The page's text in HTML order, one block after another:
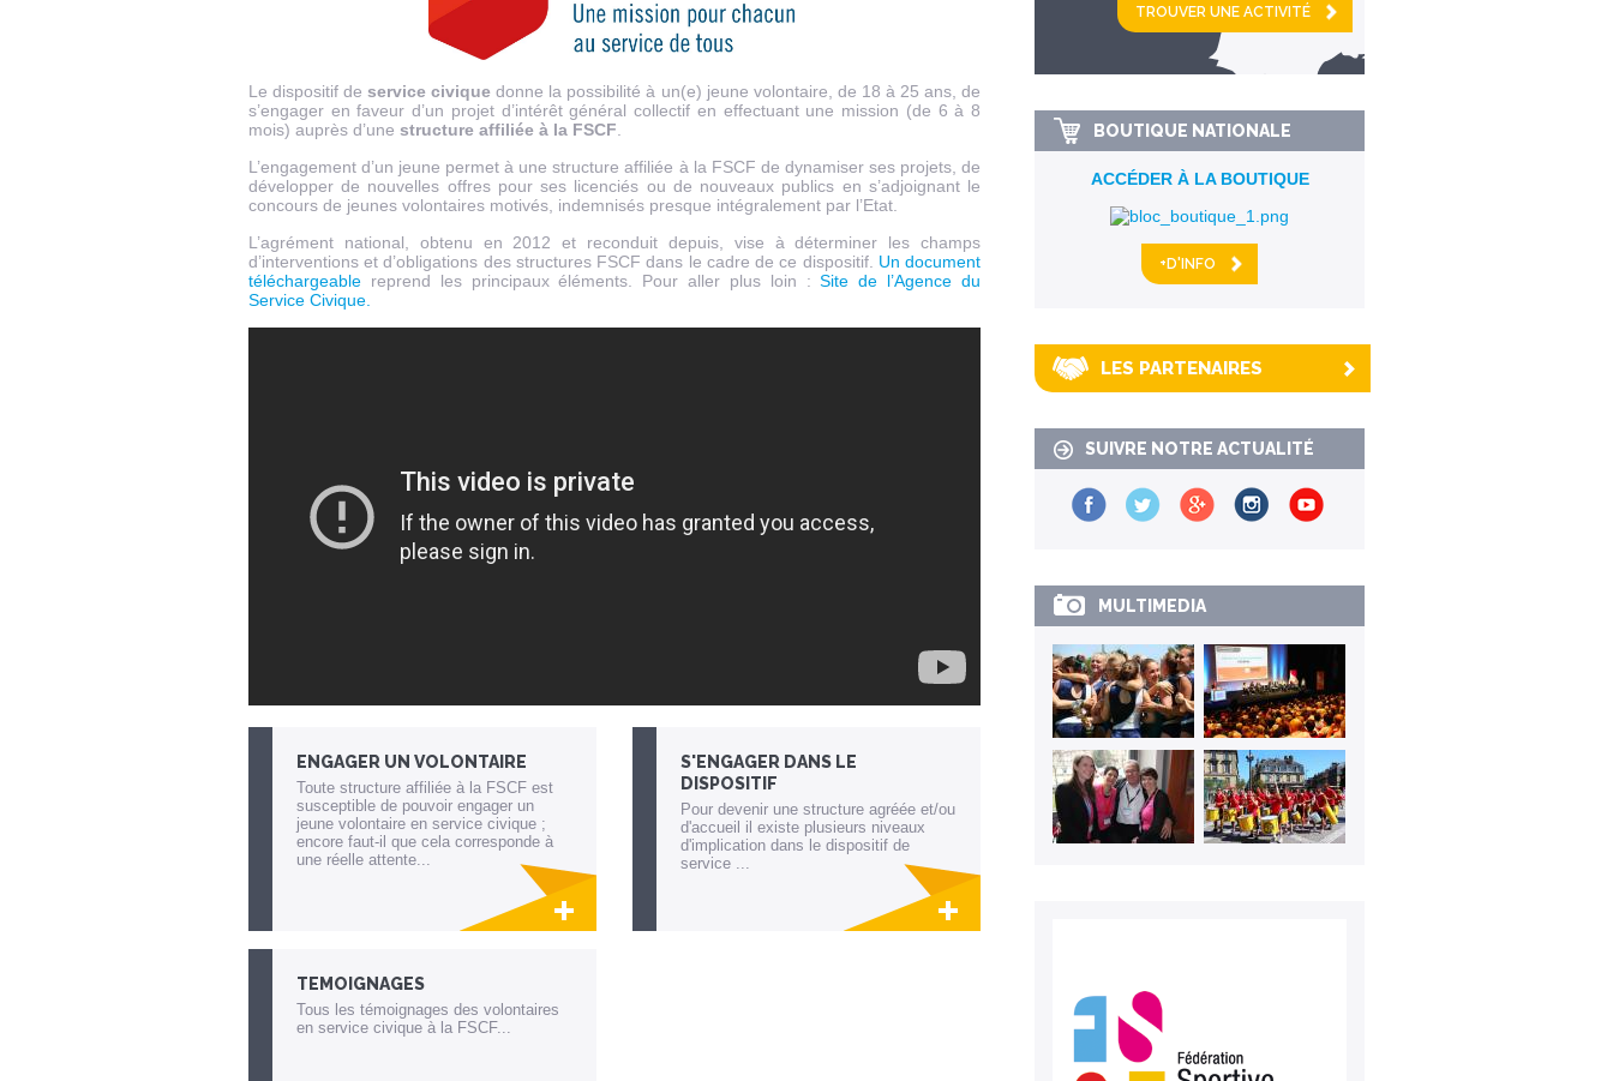
Le dispositif deservice civique donne la possibilité à un(e) jeune volontaire, de 18 à 25 ans, de
s’engager en faveur d’un projet d’intérêt général collectif en effectuant une mission (de 6 à 8
mois) auprès d’une structure affiliée à la FSCF
L’engagement d’un jeune permet à une structure affiliée à la FSCF de dynamiser ses projets, de
développer de nouvelles offres pour ses licenciés ou de nouveaux publics en s’adjoignant le
concours de jeunes volontaires motivés, indemnisés presque intégralement par l’Etat.
L’agrément national, obtenu en 2012 et reconduit depuis, vise à déterminer les champs
d’interventions et d’obligations des structures FSCF dans le cadre de ce dispositif. Un document
téléchargeable reprend les principaux éléments. Pour aller plus loin :Site de l’Agence du
Service Civique.
ENGAGER UN VOLONTAIRE
Toute structure affiliée à la FSCF est
susceptible de pouvoir engager un
jeune volontaire en service civique ;
encore faut-il que cela corresponde à
une réelle attente...
S'ENGAGER DANS LE
DISPOSITIF
Pour devenir une structure agréée et/ou
d'accueil il existe plusieurs niveaux
d'implication dans le dispositif de
service ...
TEMOIGNAGES
Tous les témoignages des volontaires
en service civique à la FSCF...
km alentour
BOUTIQUE NATIONALE
ACCÉDER À LA BOUTIQUE
+D'INFO
LES PARTENAIRES
SUIVRE NOTRE ACTUALITÉ
MULTIMEDIA